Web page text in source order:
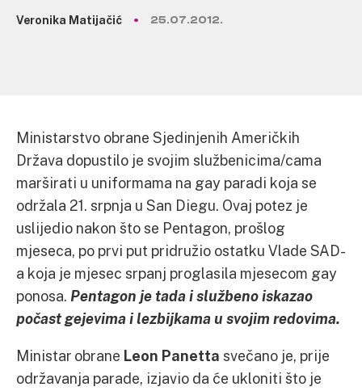
Veronika Matijačić 25.07.2012.
Ministarstvo obrane Sjedinjenih Američkih
Država dopustilo je svojim službenicima/cama
marširati u uniformama na gay paradi koja se
održala 21. srpnja u San Diegu. Ovaj potez je
uslijedio nakon što se Pentagon, prošlog
mjeseca, po prvi put pridružio ostatku Vlade SAD-
a koja je mjesec srpanj proglasila mjesecom gay
ponosa. Pentagon je tada i službeno iskazao
počast gejevima i lezbijkama u svojim redovima.
Ministar obrane Leon Panetta svečano je, prije
održavanja parade, izjavio da će ukloniti što je